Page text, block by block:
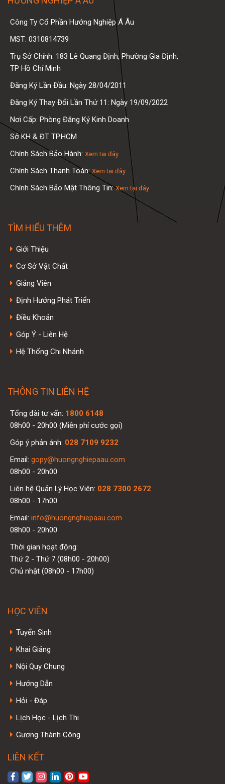
Công Ty Cổ Phần Hướng Nghiệp Á Âu
MST: 0310814739
Trụ Sở Chính: 183 Lê Quang Định, Phường Gia Định,
TP Hồ Chí Minh
Đăng Ký Lần Đầu: Ngày 28/04/2011
Đăng Ký Thay Đổi Lần Thứ 11: Ngày 19/09/2022
Nơi Cấp: Phòng Đăng Ký Kinh Doanh
Sở KH & ĐT TP.HCM
Chính Sách Bảo Hành: Xem tại đây
Chính Sách Thanh Toán:Xem tại đây
Chính Sách Bảo Mật Thông Tin:Xem tại đây
TÌM HIỂU THÊM
Giới Thiệu
Cơ Sở Vật Chất
Giảng Viên
Định Hướng Phát Triển
Điều Khoản
Góp Ý - Liên Hệ
Hệ Thống Chi Nhánh
THÔNG TIN LIÊN HỆ
Tổng đài tư vấn: 1800 6148
08h00 - 20h00 (Miễn phí cước gọi)
Góp ý phản ánh: 028 7109 9232
Email: gopy@huongnghiepaau.com
08h00 - 20h00
Liên hệ Quản Lý Học Viên: 028 7300 2672
08h00 - 17h00
Email: info@huongnghiepaau.com
08h00 - 20h00
Thời gian hoạt động:
Thứ 2 - Thứ 7 (08h00 - 20h00)
Chủ nhật (08h00 - 17h00)
HỌC VIÊN
Tuyển Sinh
Khai Giảng
Nội Quy Chung
Hướng Dẫn
Hỏi - Đáp
Lịch Học - Lịch Thi
Gương Thành Công
LIÊN KẾT